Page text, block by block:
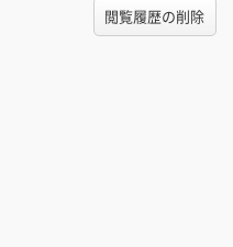
閲覧履歴の削除